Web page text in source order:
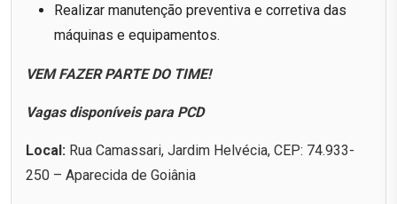
Realizar manutenção preventiva e corretiva das
máquinas e equipamentos.
VEM FAZER PARTE DO TIME!
Vagas disponíveis para PCD
Local: Rua Camassari, Jardim Helvécia, CEP: 74.933-
250 – Aparecida de Goiânia